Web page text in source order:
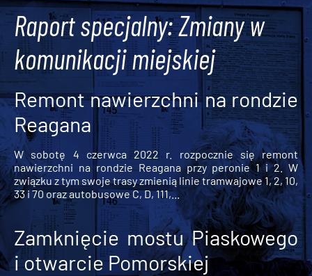
Raport specjalny: Zmiany w
komunikacji miejskiej
Remont nawierzchni na rondzie
Reagana
W sobotę 4 czerwca 2022 r. rozpocznie się remont
nawierzchni na rondzie Reagana przy peronie 1 i 2. W
związku z tym swoje trasy zmienią linie tramwajowe 1, 2, 10,
33 i 70 oraz autobusowe C, D, 111,...
Zamknięcie mostu Piaskowego
i otwarcie Pomorskiej